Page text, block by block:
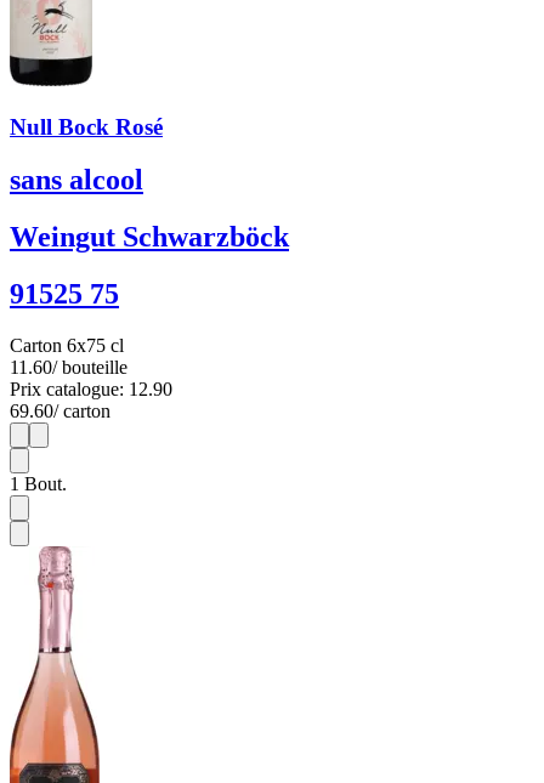
Null Bock Rosé
sans alcool
Weingut Schwarzböck
91525 75
Carton 6x75 cl
11.60/ bouteille
Prix catalogue: 12.90
69.60/ carton
1
1 Bout.